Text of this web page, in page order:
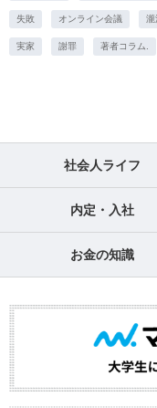
失敗 オンライン会議 瀧
実家 謝罪 著者コラム.
社会人ライフ
内定・入社
お金の知識